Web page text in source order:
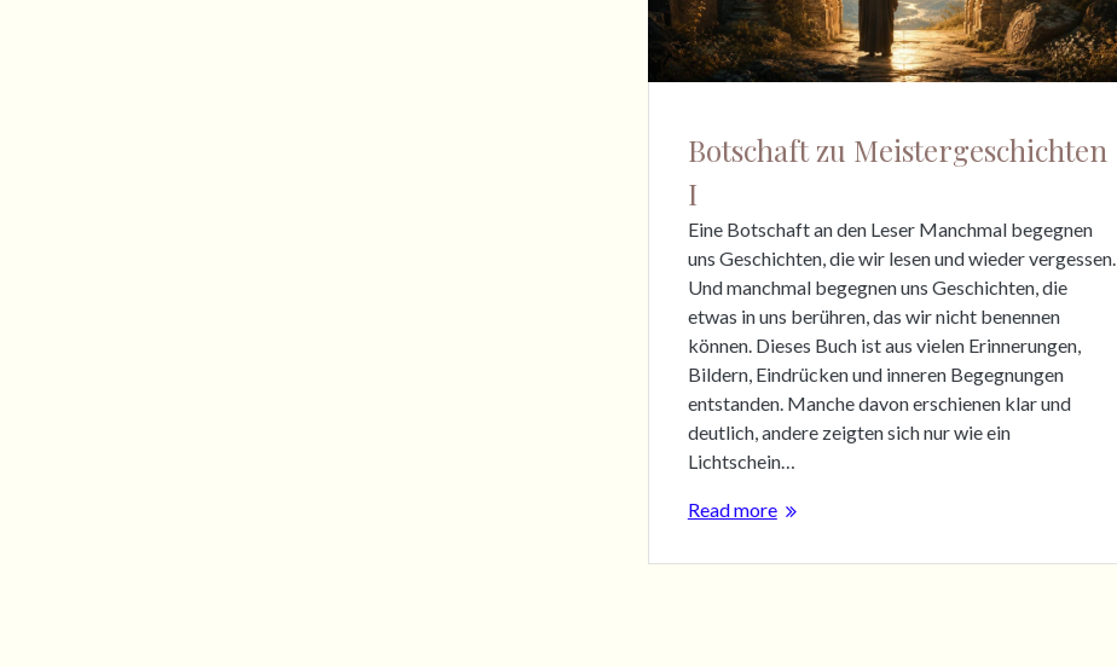
Botschaft zu Meistergeschichten
I
Eine Botschaft an den Leser Manchmal begegnen
uns Geschichten, die wir lesen und wieder vergessen.
Und manchmal begegnen uns Geschichten, die
etwas in uns berühren, das wir nicht benennen
können. Dieses Buch ist aus vielen Erinnerungen,
Bildern, Eindrücken und inneren Begegnungen
entstanden. Manche davon erschienen klar und
deutlich, andere zeigten sich nur wie ein
Lichtschein…
Read more